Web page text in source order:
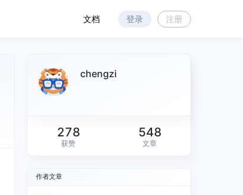
文档 登录 注册
chengzi
278
获赞
548
文章
作者文章